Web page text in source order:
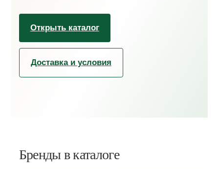
Открыть каталог
Доставка и условия
Бренды в каталоге